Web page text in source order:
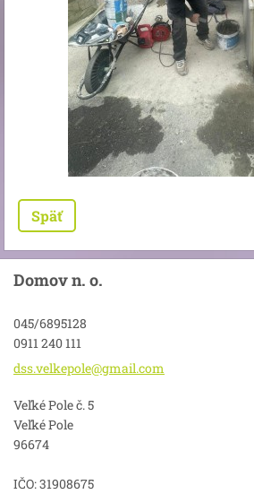
Späť
Domov n. o.
045/6895128
0911 240 111
dss.velkepole@gmail.com
Veľké Pole č. 5
Veľké Pole
96674
IČO: 31908675